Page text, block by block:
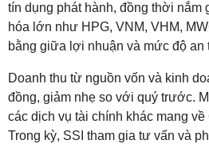
tín dụng phát hành, đồng thời nắm
hóa lớn như HPG, VNM, VHM,
bằng giữa lợi nhuận và mức độ an
Doanh thu từ nguồn vốn và kinh
đồng, giảm nhẹ so với quý trước.
các dịch vụ tài chính khác mang về
Trong kỳ, SSI tham gia tư vấn và